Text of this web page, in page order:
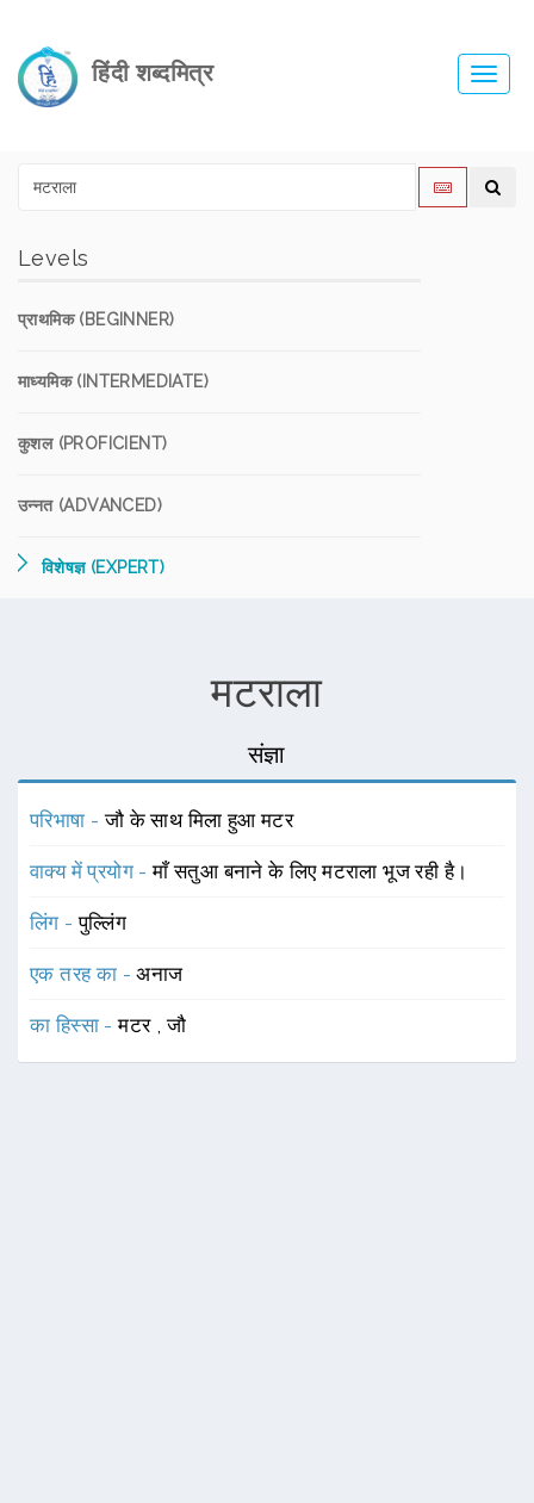
हिंदी शब्दमित्र
Levels
प्राथमिक (BEGINNER)
माध्यमिक (INTERMEDIATE)
कुशल (PROFICIENT)
उन्नत (ADVANCED)
विशेषज्ञ (EXPERT)
मटराला
संज्ञा
परिभाषा -जौ के साथ मिला हुआ मटर
वाक्य में प्रयोग -माँ सतुआ बनाने के लिए मटराला भूज रही है।
लिंग -पुल्लिंग
एक तरह का -अनाज
का हिस्सा -मटर ,जौ